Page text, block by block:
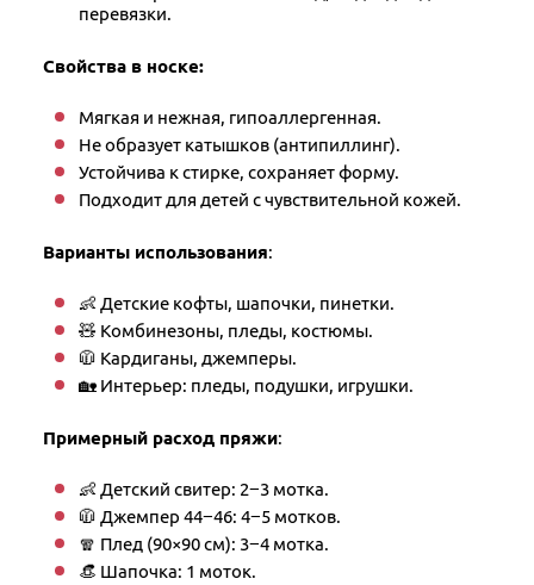
перевязки.
Свойства в носке:
Мягкая и нежная, гипоаллергенная.
Не образует катышков (антипиллинг).
Устойчива к стирке, сохраняет форму.
Подходит для детей с чувствительной кожей.
Варианты использования:
👶 Детские кофты, шапочки, пинетки.
🧸 Комбинезоны, пледы, костюмы.
🧥 Кардиганы, джемперы.
🏡 Интерьер: пледы, подушки, игрушки.
Примерный расход пряжи:
👶 Детский свитер: 2−3 мотка.
🧥 Джемпер 44−46: 4−5 мотков.
🧣 Плед (90×90 см): 3−4 мотка.
👒 Шапочка: 1 моток.